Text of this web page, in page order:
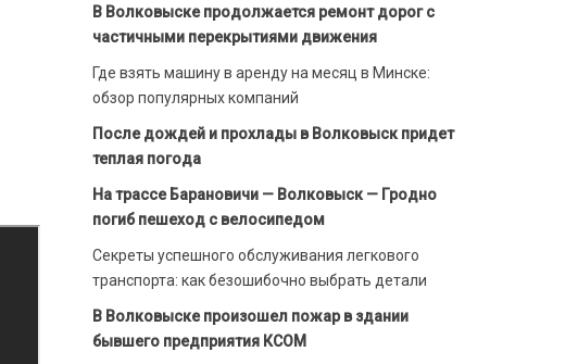
В Волковыске продолжается ремонт дорог с
частичными перекрытиями движения
Где взять машину в аренду на месяц в Минске:
обзор популярных компаний
После дождей и прохлады в Волковыск придет
теплая погода
На трассе Барановичи — Волковыск — Гродно
погиб пешеход с велосипедом
Секреты успешного обслуживания легкового
транспорта: как безошибочно выбрать детали
В Волковыске произошел пожар в здании
бывшего предприятия КСОМ